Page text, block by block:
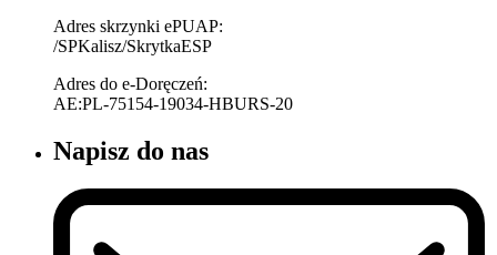
Adres skrzynki ePUAP:
/SPKalisz/SkrytkaESP
Adres do e-Doręczeń:
AE:PL-75154-19034-HBURS-20
Napisz do nas